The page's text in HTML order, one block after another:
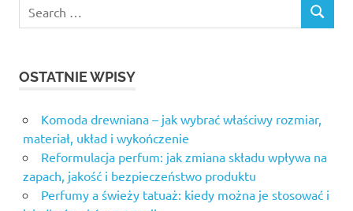
OSTATNIE WPISY
Komoda drewniana – jak wybrać właściwy rozmiar,
materiał, układ i wykończenie
Reformulacja perfum: jak zmiana składu wpływa na
zapach, jakość i bezpieczeństwo produktu
Perfumy a świeży tatuaż: kiedy można je stosować i